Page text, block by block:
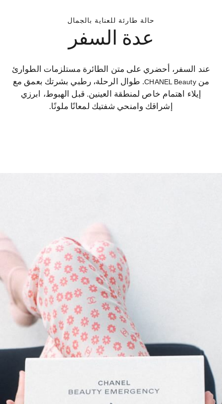
حالة طارئة للعناية بالجمال
عدة السفر
عند السفر، أحضري على متن الطائرة مستلزمات الطوارئ
منCHANEL Beauty. طوال الرحلة، رطبي بشرتك بعمق مع
إيلاء اهتمام خاص لمنطقة العينين. قبل الهبوط، ابرزي
إشراقك وامنحي شفتيك لمعانًا ملونًا.